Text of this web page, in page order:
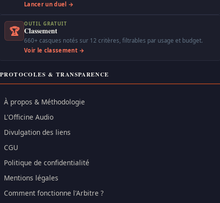
Lancer un duel →
🏆
OUTIL GRATUIT
Classement
660+ casques notés sur 12 critères, filtrables par usage et budget.
Voir le classement →
PROTOCOLES & TRANSPARENCE
À propos & Méthodologie
L'Officine Audio
Divulgation des liens
CGU
Politique de confidentialité
Mentions légales
Comment fonctionne l'Arbitre ?